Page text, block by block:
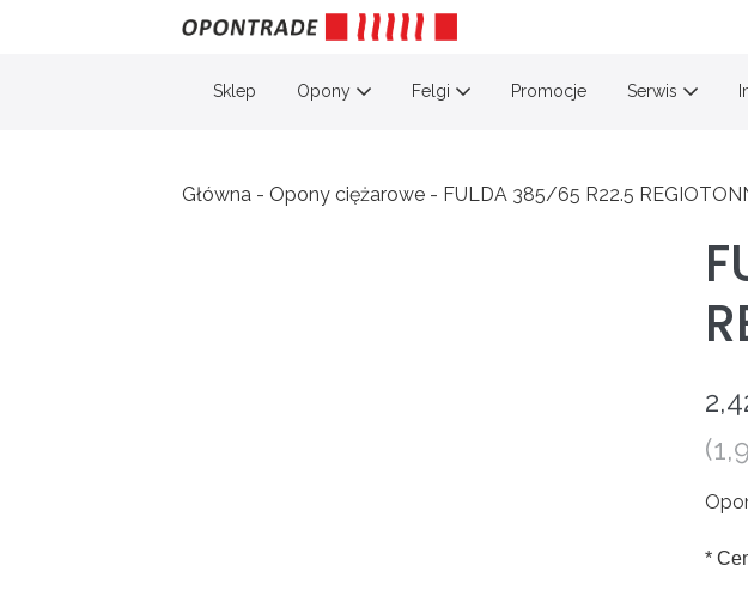
Sklep Opony Felgi Promocje Serwis
Główna - Opony ciężarowe - FULDA 385/65 R22.5
(
*